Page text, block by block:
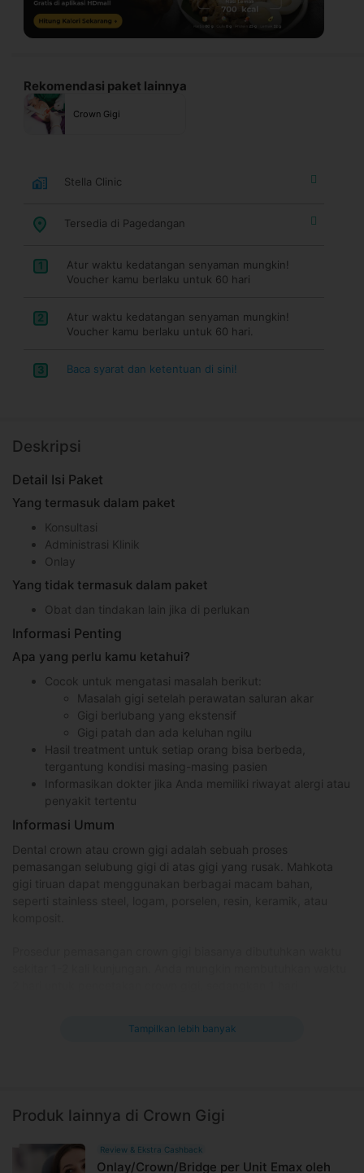
Rekomendasi paket lainnya
Crown Gigi
Stella Clinic
Tersedia di Pagedangan
1
Atur waktu kedatangan senyaman mungkin!
Voucher kamu berlaku untuk 60 hari
2
Atur waktu kedatangan senyaman mungkin!
Voucher kamu berlaku untuk 60 hari.
3 Baca syarat dan ketentuan di sini!
Deskripsi
Detail Isi Paket
Yang termasuk dalam paket
Konsultasi
Administrasi Klinik
Onlay
Yang tidak termasuk dalam paket
Obat dan tindakan lain jika di perlukan
Informasi Penting
Apa yang perlu kamu ketahui?
Cocok untuk mengatasi masalah berikut:
Masalah gigi setelah perawatan saluran akar
Gigi berlubang yang ekstensif
Gigi patah dan ada keluhan ngilu
Hasil treatment untuk setiap orang bisa berbeda,
tergantung kondisi masing-masing pasien
Informasikan dokter jika Anda memiliki riwayat alergi atau
penyakit tertentu
Informasi Umum
Dental crown atau crown gigi adalah sebuah proses
pemasangan selubung gigi di atas gigi yang rusak. Mahkota
gigi tiruan dapat menggunakan berbagai macam bahan,
Menutupi implan gigi dan gigi berlubang
saluran akar gigi
Tampilkan lebih banyak
Produk lainnya di Crown Gigi
Review & Ekstra Cashback
Onlay/Crown/Bridge per Unit Emax oleh